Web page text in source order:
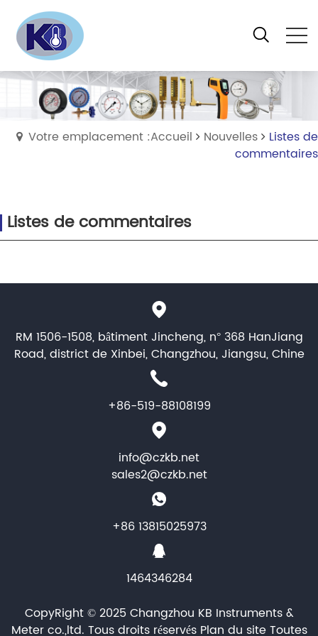
Votre emplacement :Accueil Nouvelles
Listes de
commentaires
Listes de commentaires
RM 1506-1508, bâtiment Jincheng, n° 368 HanJiang
Road, district de Xinbei, Changzhou, Jiangsu, Chine
+86-519-88108199
info@czkb.net
sales2@czkb.net
+86 13815025973
1464346284
CopyRight © 2025 Changzhou KB Instruments &
Meter co.,ltd. Tous droits réservés Plan du site Toutes